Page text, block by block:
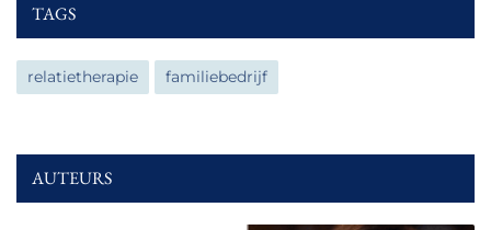
TAGS
relatietherapie familiebedrijf
AUTEURS